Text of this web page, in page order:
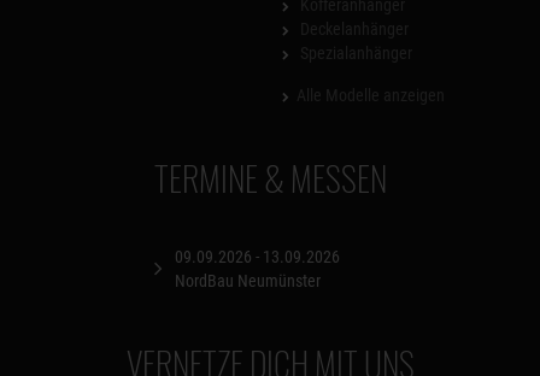
TERMINE & MESSEN
09.09.2026 - 13.09.2026
NordBau Neumünster
VERNETZE DICH MIT UNS